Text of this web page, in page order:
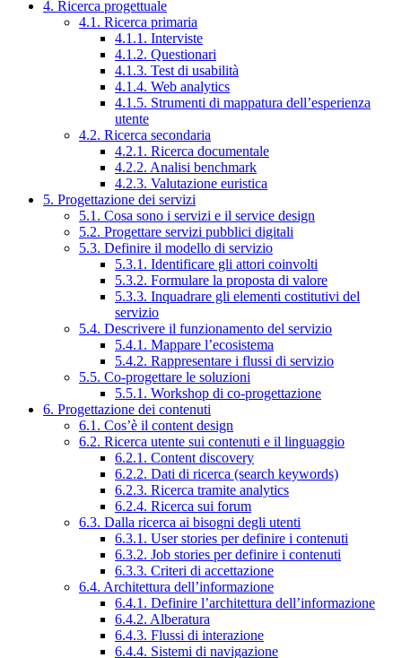
4. Ricerca progettuale
4.1. Ricerca primaria
4.1.1. Interviste
4.1.2. Questionari
4.1.3. Test di usabilità
4.1.4. Web analytics
4.1.5. Strumenti di mappatura dell’esperienza
utente
4.2. Ricerca secondaria
4.2.1. Ricerca documentale
4.2.2. Analisi benchmark
4.2.3. Valutazione euristica
5. Progettazione dei servizi
5.1. Cosa sono i servizi e il service design
5.2. Progettare servizi pubblici digitali
5.3. Definire il modello di servizio
5.3.1. Identificare gli attori coinvolti
5.3.2. Formulare la proposta di valore
5.3.3. Inquadrare gli elementi costitutivi del
servizio
5.4. Descrivere il funzionamento del servizio
5.4.1. Mappare l’ecosistema
5.4.2. Rappresentare i flussi di servizio
5.5. Co-progettare le soluzioni
5.5.1. Workshop di co-progettazione
6. Progettazione dei contenuti
6.1. Cos’è il content design
6.2. Ricerca utente sui contenuti e il linguaggio
6.2.1. Content discovery
6.2.2. Dati di ricerca (search keywords)
6.2.3. Ricerca tramite analytics
6.2.4. Ricerca sui forum
6.3. Dalla ricerca ai bisogni degli utenti
6.3.1. User stories per definire i contenuti
6.3.2. Job stories per definire i contenuti
6.3.3. Criteri di accettazione
6.4. Architettura dell’informazione
6.4.1. Definire l’architettura dell’informazione
6.4.2. Alberatura
6.4.3. Flussi di interazione
6.4.4. Sistemi di navigazione